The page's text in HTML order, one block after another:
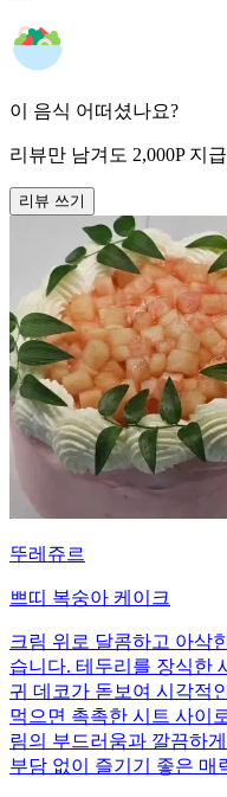
이 음식 어떠셨나요?
리뷰만 남겨도 2,000P 지급
리뷰 쓰기
뚜레쥬르
쁘띠 복숭아 케이크
크림 위로 달콤하고 아삭
습니다. 테두리를 장식한
귀 데코가 돋보여 시각적
먹으면 촉촉한 시트 사이
림의 부드러움과 깔끔하
부담 없이 즐기기 좋은 매